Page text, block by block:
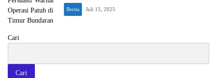
Berita Juli 15, 2025
Cari
Cari